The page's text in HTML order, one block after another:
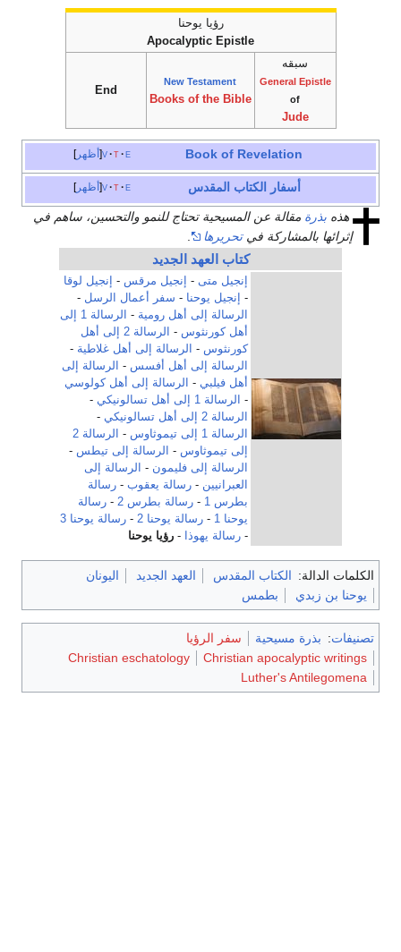
رؤيا يوحنا
Apocalyptic Epistle
سبقه
General Epistle
of
Jude
New Testament
Books of the Bible
End
أظهر v t e Book of Revelation
أظهر v t e أسفار الكتاب المقدس
هذه بذرة مقالة عن المسيحية تحتاج للنمو والتحسين، ساهم في
إثرائها بالمشاركة فيتحريرها .
كتاب العهد الجديد
إنجيل متى - إنجيل مرقس -
إنجيل لوقا
-
إنجيل يوحنا - سفر أعمال الرسل -
الرسالة إلى أهل رومية -
الرسالة 1 إلى
أهل كورنثوس -
الرسالة 2 إلى أهل
كورنثوس - الرسالة إلى أهل غلاطية -
الرسالة إلى أهل أفسس -
الرسالة إلى
أهل فيلبي -
الرسالة إلى أهل كولوسي
-
الرسالة 1 إلى أهل تسالونيكي
-
الرسالة 2 إلى أهل تسالونيكي
-
الرسالة 1 إلى تيموثاوس
-
الرسالة 2
إلى تيموثاوس - الرسالة إلى تيطس -
الرسالة إلى فليمون -
الرسالة إلى
العبرانيين - رسالة يعقوب - رسالة
بطرس 1
- رسالة بطرس 2 - رسالة
يوحنا 1
- رسالة يوحنا 2 - رسالة يوحنا 3
- رسالة يهوذا - رؤيا يوحنا
الكلمات الدالة: الكتاب المقدس العهد الجديد
اليونان
يوحنا بن زبدي
بطمس
تصنيفات: بذرة مسيحية
سفر الرؤيا
Christian apocalyptic writings
Christian eschatology
Luther's Antilegomena